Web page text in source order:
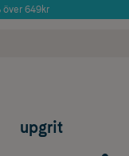
över 649kr
upgrit